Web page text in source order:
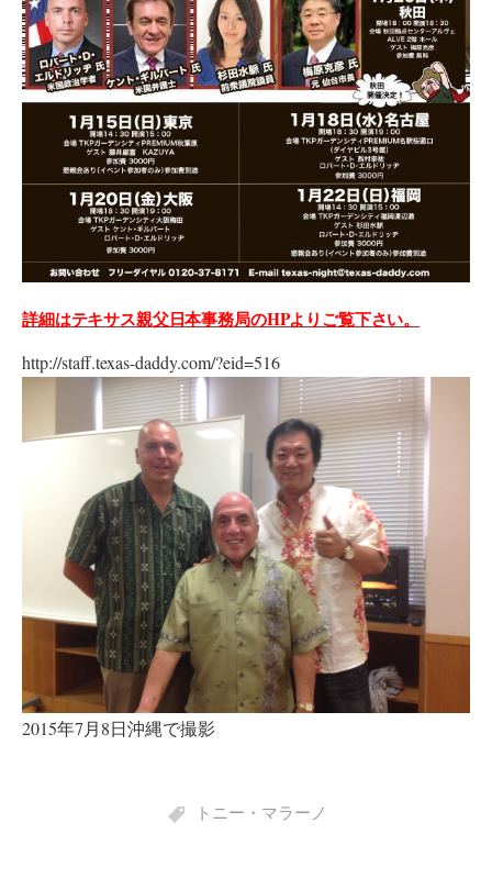
詳細はテキサス親父日本事務局のHPよりご覧下さい。
http://staff.texas-daddy.com/?eid=516
2015年7月8日沖縄で撮影
トニー・マラーノ